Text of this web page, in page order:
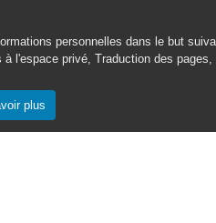
personnelles dans le but
l'espace privé, Traduction des pages,
plus